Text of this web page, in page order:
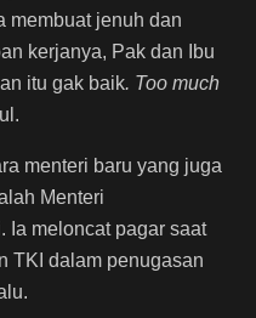
membuat jenuh dan
kerjanya, Pak dan Ibu
itu gak baik. Too much
menteri baru yang juga
Menteri
Ia meloncat pagar saat
TKI dalam penugasan